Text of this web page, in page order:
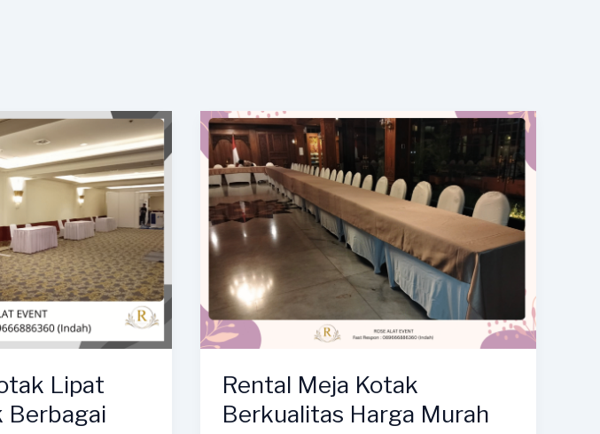
Lipat
Berbagai
Rental Meja Kotak
Berkualitas Harga Murah